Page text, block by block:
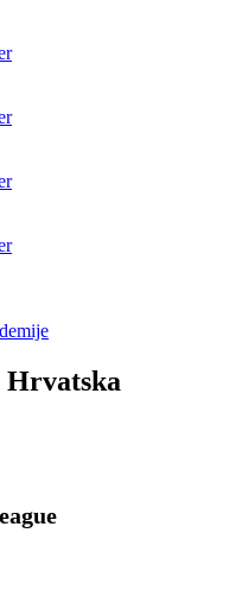
Hrvatska